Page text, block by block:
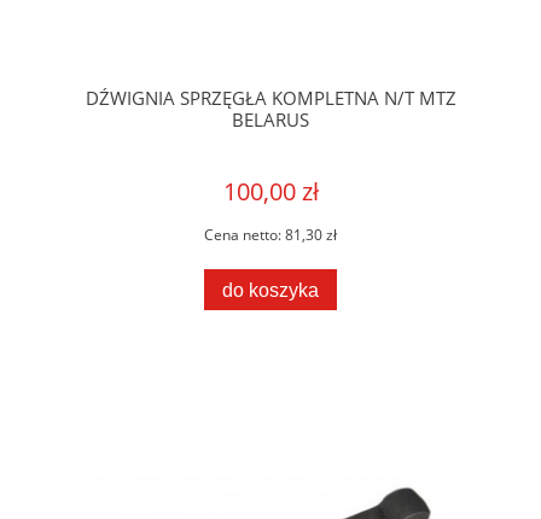
DŹWIGNIA SPRZĘGŁA KOMPLETNA N/T MTZ
BELARUS
100,00 zł
Cena netto:81,30 zł
do koszyka